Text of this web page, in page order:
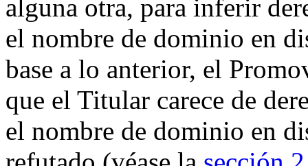
alguna otra, para inferir
el nombre de dominio en
base a lo anterior, el
que el Titular carece de
el nombre de dominio en